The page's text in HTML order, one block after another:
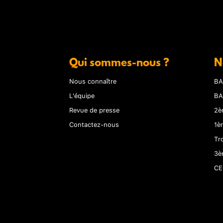
Qui sommes-nous ?
Nous connaître
L'équipe
Revue de presse
Contactez-nous